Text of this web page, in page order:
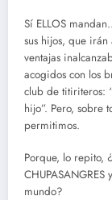
Sí ELLOS
sus hijos, que
ventajas
acogidos con los
club de titiriteros:
hijo”. Pero, sobre
permitimos.
Porque, lo repito,
CHUPASANGRES
mundo?